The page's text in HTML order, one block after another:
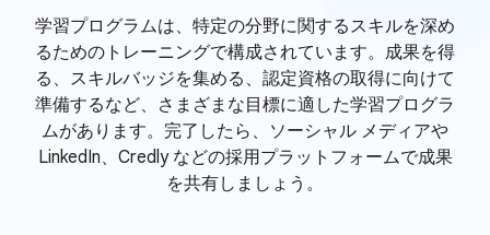
学習プログラムは、特定の分野に関するスキルを深め
るためのトレーニングで構成されています。成果を得
る、スキルバッジを集める、認定資格の取得に向けて
準備するなど、さまざまな目標に適した学習プログラ
ムがあります。完了したら、ソーシャル メディアや
LinkedIn、Credly などの採用プラットフォームで成果
を共有しましょう。